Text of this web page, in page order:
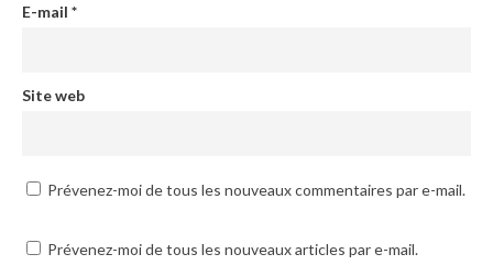
E-mail *
Site web
Prévenez-moi de tous les nouveaux commentaires par e-mail.
Prévenez-moi de tous les nouveaux articles par e-mail.